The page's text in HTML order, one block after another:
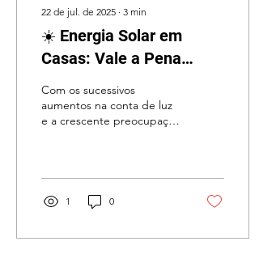
22 de jul. de 2025 ∙ 3 min
☀️ Energia Solar em
Casas: Vale a Pena
Investir?
Com os sucessivos
aumentos na conta de luz
e a crescente preocupação
1 0